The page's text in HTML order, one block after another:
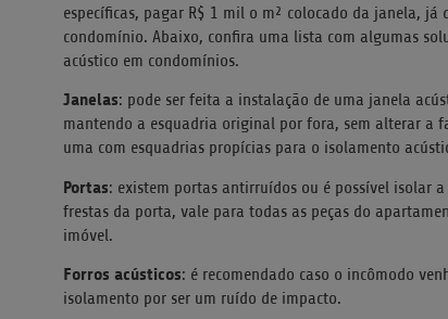
específicas, pagar R$ 1 mil o m² colocado da janela, já
condomínio. Abaixo, confira uma lista com algumas
acústico em condomínios.
Janelas: pode ser feita a instalação de uma janela
mantendo a esquadria original por fora, sem alterar
uma com esquadrias propícias para o isolamento
Portas: existem portas antirruídos ou é possível isolar
frestas da porta, vale para todas as peças do
imóvel.
Forros acústicos: é recomendado caso o incômodo
isolamento por ser um ruído de impacto.